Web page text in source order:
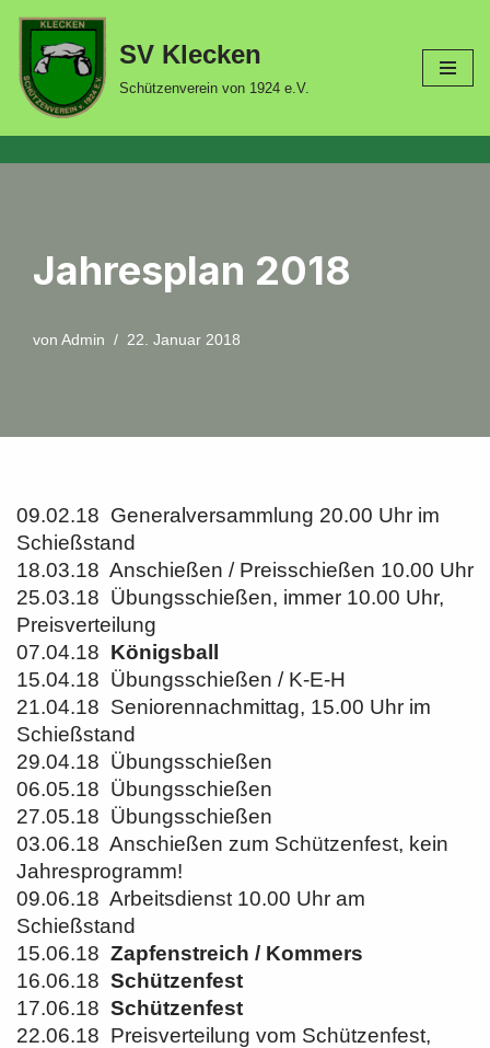
Zum
Inhalt
springen
SV Klecken
Schützenverein von 1924 e.V.
Jahresplan 2018
von Admin 22. Januar 2018
09.02.18 Generalversammlung 20.00 Uhr im
Schießstand
18.03.18 Anschießen / Preisschießen 10.00 Uhr
25.03.18 Übungsschießen, immer 10.00 Uhr,
Preisverteilung
07.04.18 Königsball
15.04.18 Übungsschießen / K-E-H
21.04.18 Seniorennachmittag, 15.00 Uhr im
Schießstand
29.04.18 Übungsschießen
06.05.18 Übungsschießen
27.05.18 Übungsschießen
03.06.18 Anschießen zum Schützenfest, kein
Jahresprogramm!
09.06.18 Arbeitsdienst 10.00 Uhr am
Schießstand
15.06.18 Zapfenstreich / Kommers
16.06.18 Schützenfest
17.06.18 Schützenfest
22.06.18 Preisverteilung vom Schützenfest,